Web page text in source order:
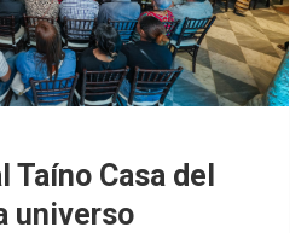
Taíno Casa del
universo